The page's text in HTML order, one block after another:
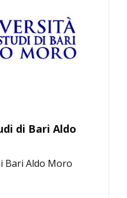
di Bari Aldo
Bari Aldo Moro